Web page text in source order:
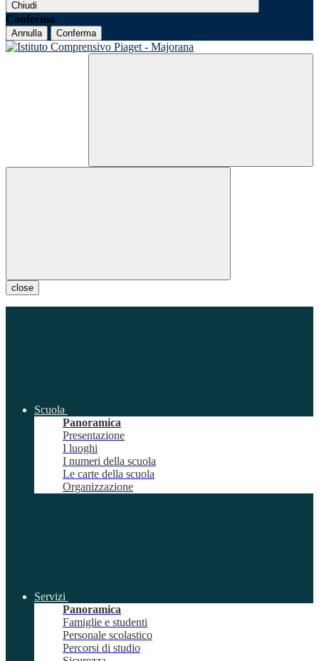
Chiudi
Conferma
Annulla Conferma
close
Scuola
Panoramica
Presentazione
I luoghi
I numeri della scuola
Le carte della scuola
Organizzazione
Servizi
Panoramica
Famiglie e studenti
Personale scolastico
Percorsi di studio